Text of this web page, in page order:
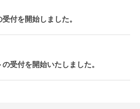
付を開始しました。
受付を開始いたしました。